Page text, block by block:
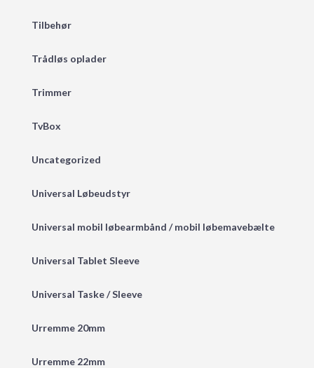
Tilbehør
Trådløs oplader
Trimmer
TvBox
Uncategorized
Universal Løbeudstyr
Universal mobil løbearmbånd / mobil løbemavebælte
Universal Tablet Sleeve
Universal Taske / Sleeve
Urremme 20mm
Urremme 22mm